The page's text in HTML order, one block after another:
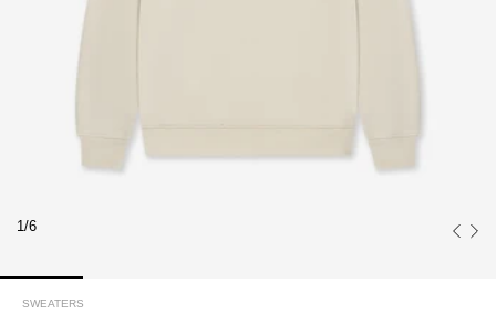
1/6
SWEATERS